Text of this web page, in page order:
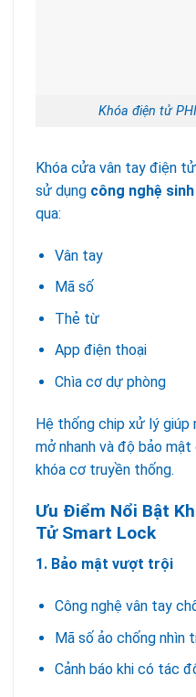
Khóa điện tử
Khóa cửa vân tay điện
sử dụng công nghệ
qua:
Vân tay
Mã số
Thẻ từ
App điện thoại
Chìa cơ dự phòng
Hệ thống chip xử lý giúp
mở nhanh và độ bảo
khóa cơ truyền thống.
Ưu Điểm Nổi Bật
Tử Smart Lock
1. Bảo mật vượt trội
Công nghệ vân tay
Mã số ảo chống nhìn
Cảnh báo khi có tác